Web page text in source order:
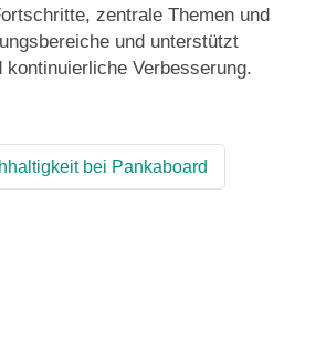
zentrale Themen und
und unterstützt
kontinuierliche Verbesserung.
bei Pankaboard